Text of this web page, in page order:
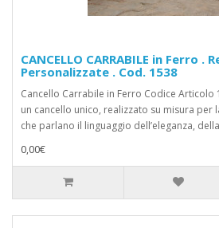
CANCELLO CARRABILE in Ferro .
Personalizzate . Cod. 1538
Cancello Carrabile in Ferro Codice
un cancello unico, realizzato su misura per
che parlano il linguaggio dell’eleganza,
0,00€